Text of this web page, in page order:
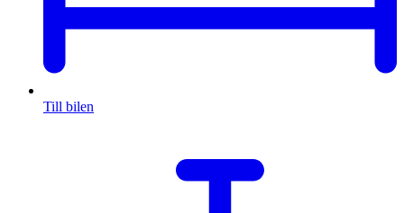
Till bilen